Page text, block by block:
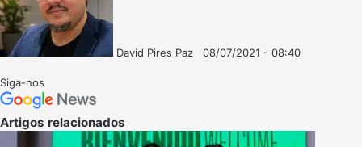
David Pires Paz
08/07/2021 - 08:40
Siga-nos
Artigos relacionados